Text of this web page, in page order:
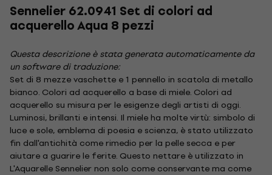
Sennelier 62.0941 Set di colori ad
acquerello Aqua 8 pezzi
Questa descrizione è stata generata automaticamente da
un software di traduzione:
Set di 8 mezze vaschette e 1 pennello in scatola di metallo
bianco. Colori ad acquerello a base di miele. Colori ad
acquerello su misura per le esigenze degli artisti di oggi.
Luminosi, brillanti e intensi. Il miele ha molte virtù: simbolo di
luce e sole, emblema di poesia e scienza, è stato utilizzato
fin dall'antichità come rimedio per la pelle secca e per
aiutare a guarire le ferite. Questo nettare è utilizzato in
L'Aquarelle Sennelier non solo come conservante ma come